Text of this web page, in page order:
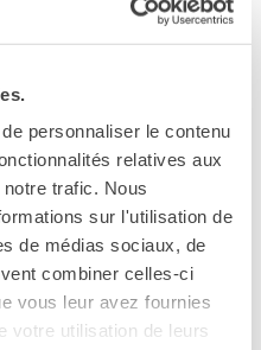
personnaliser le contenu
relatives aux
trafic. Nous
sur l'utilisation de
de médias sociaux, de
combiner celles-ci
vous leur avez fournies
votre utilisation de leurs
Distribuzione:
Emmanuel
Paul Lacour-Lebouvier
Vianney Brunin
mon cœur
comédiens Montpellier,